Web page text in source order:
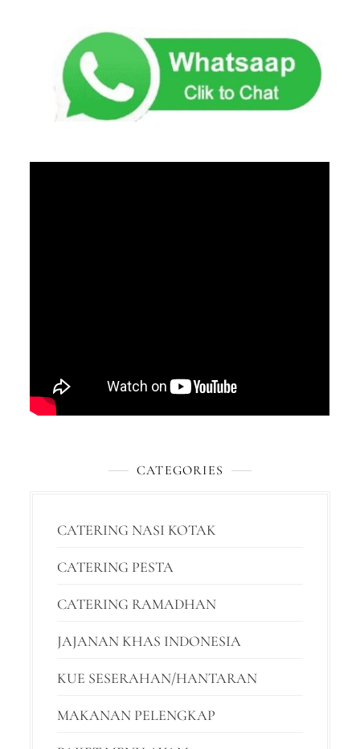
CATEGORIES
CATERING NASI KOTAK
CATERING PESTA
CATERING RAMADHAN
JAJANAN KHAS INDONESIA
KUE SESERAHAN/HANTARAN
MAKANAN PELENGKAP